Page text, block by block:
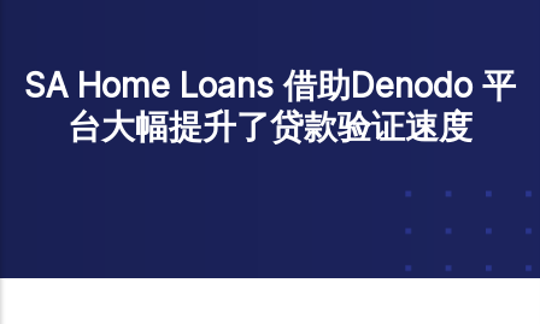
SA Home Loans 借助Denodo 平
台大幅提升了贷款验证速度